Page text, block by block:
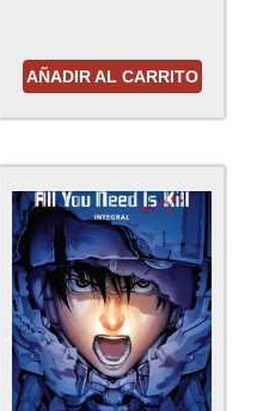
AÑADIR AL CARRITO